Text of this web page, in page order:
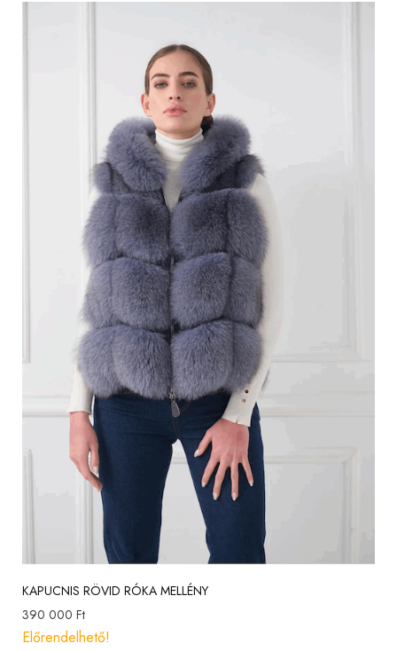
KAPUCNIS RÖVID RÓKA MELLÉNY
390 000 Ft
Előrendelhető!